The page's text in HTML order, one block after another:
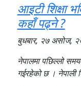
आइटी शिक्षा
कहाँ पढ्ने ?
बुधबार, २७ असोज,
नेपालमा पछिल्लो
गईरहेको छ । नेपाली